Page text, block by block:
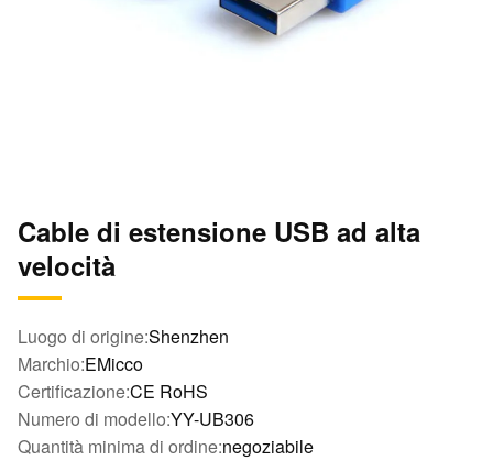
Cable di estensione USB ad alta
velocità
Luogo di origine:Shenzhen
Marchio:EMicco
Certificazione:CE RoHS
Numero di modello:YY-UB306
Quantità minima di ordine:negoziabile